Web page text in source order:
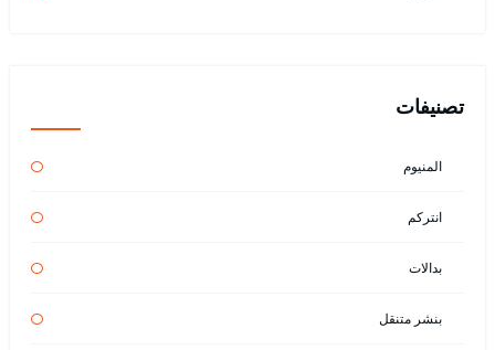
تصنيفات
المنيوم
انتركم
بدالات
بنشر متنقل